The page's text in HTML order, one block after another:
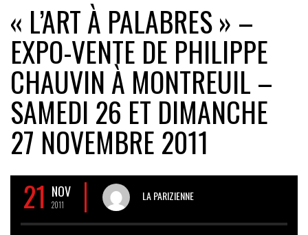
« L’ART À PALABRES » –
EXPO-VENTE DE PHILIPPE
CHAUVIN À MONTREUIL –
SAMEDI 26 ET DIMANCHE
27 NOVEMBRE 2011
21 NOV
2011
LA PARIZIENNE